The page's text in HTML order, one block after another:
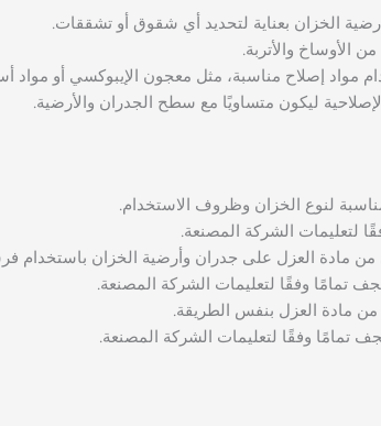
الخزان بعناية لتحديد أي شقوق أو تشققات.
الأوساخ والأتربة.
مواد إصلاح مناسبة، مثل معجون الإيبوكسي أو مواد
ليكون متساويًا مع سطح الجدران والأرضية.
لنوع الخزان وظروف الاستخدام.
لتعليمات الشركة المصنعة.
من مادة العزل على جدران وأرضية الخزان باستخدام
تمامًا وفقًا لتعليمات الشركة المصنعة.
من مادة العزل بنفس الطريقة.
تمامًا وفقًا لتعليمات الشركة المصنعة.